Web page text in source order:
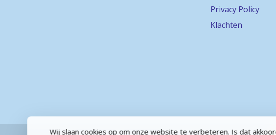
Wij slaan cookies op om onze website te verbeteren. Is dat
Privacy Policy
Klachten